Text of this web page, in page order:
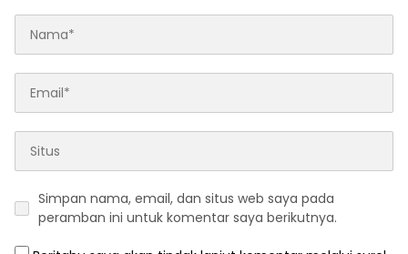
Simpan nama, email, dan situs web saya pada
peramban ini untuk komentar saya berikutnya.